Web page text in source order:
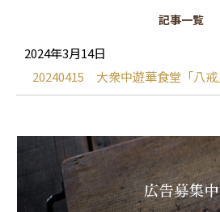
記事一覧
2024年3月14日
20240415 大衆中遊華食堂「八戒